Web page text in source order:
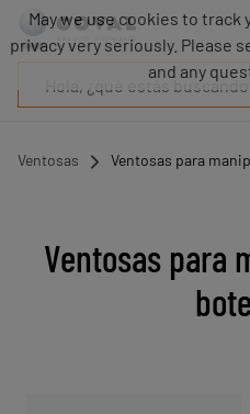
Ventosas Ventosas para
Ventosas para
Productos
Industrias
Recursos
Contacto
May we use cookies to
privacy very seriously. Please
and any